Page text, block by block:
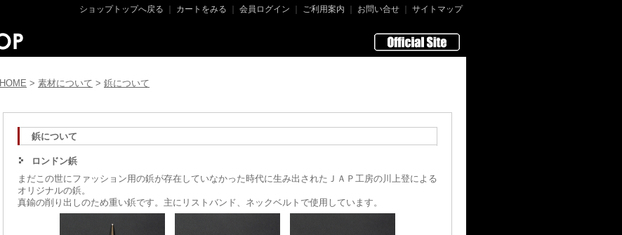
ショップトップへ戻る カートをみる 会員ログイン ご利用案内 お問い合せ サイトマップ
HOME > 素材について > 鋲について
鋲について
ロンドン鋲
まだこの世にファッション用の鋲が存在していなかった時代に生み出されたＪＡＰ工房の川上登による
オリジナルの鋲。
真鍮の削り出しのため重い鋲です。主にリストバンド、ネックベルトで使用しています。